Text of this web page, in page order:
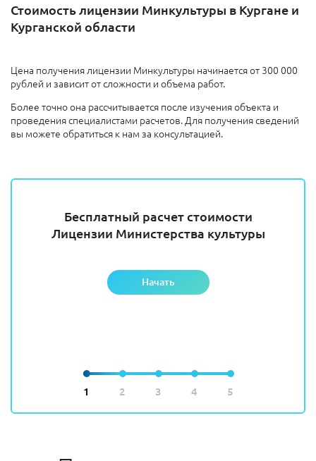
Стоимость лицензии Минкультуры в Кургане и
Курганской области
Цена получения лицензии Минкультуры начинается от 300 000
рублей и зависит от сложности и объема работ.
Более точно она рассчитывается после изучения объекта и
проведения специалистами расчетов. Для получения сведений
вы можете обратиться к нам за консультацией.
1 2 3 4 5
Бесплатный расчет стоимости
Лицензии Министерства культуры
Начать